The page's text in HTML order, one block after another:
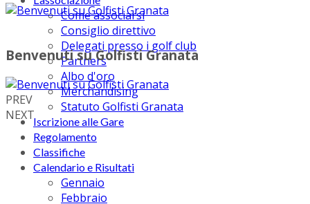
Come associarsi
Consiglio direttivo
Delegati presso i golf club
Partners
Albo d'oro
Merchandising
Statuto Golfisti Granata
Iscrizione alle Gare
Regolamento
Classifiche
Calendario e Risultati
Gennaio
Febbraio
Benvenuti su Golfisti Granata
PREV
NEXT